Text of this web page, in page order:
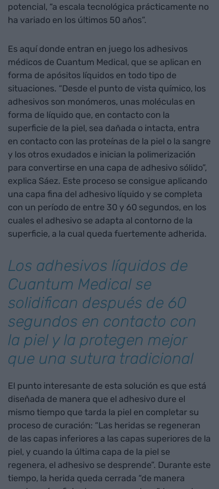
potencial, “a escala tecnológica prácticamente no
ha variado en los últimos 50 años”.
Es aquí donde entran en juego los adhesivos
médicos de Cuantum Medical, que se aplican en
forma de apósitos líquidos en todo tipo de
situaciones. “Desde el punto de vista químico, los
adhesivos son monómeros, unas moléculas en
forma de líquido que, en contacto con la
superficie de la piel, sea dañada o intacta, entra
en contacto con las proteínas de la piel o la sangre
y los otros exudados e inician la polimerización
para convertirse en una capa de adhesivo sólido”,
explica Sáez. Este proceso se consigue aplicando
una capa fina del adhesivo líquido y se completa
con un período de entre 30 y 60 segundos, en los
cuales el adhesivo se adapta al contorno de la
superficie, a la cual queda fuertemente adherida.
Los adhesivos líquidos de
Cuantum Medical se
solidifican después de 60
segundos en contacto con
la piel y la protegen mejor
que una sutura tradicional
El punto interesante de esta solución es que está
diseñada de manera que el adhesivo dure el
mismo tiempo que tarda la piel en completar su
proceso de curación: “Las heridas se regeneran
de las capas inferiores a las capas superiores de la
piel, y cuando la última capa de la piel se
regenera, el adhesivo se desprende”. Durante este
tiempo, la herida queda cerrada “de manera